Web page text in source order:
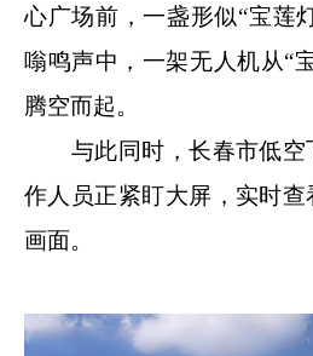
心广场前，一盏形似“宝莲
嗡鸣声中，一架无人机从“
腾空而起。
与此同时，长春市低空
作人员正紧盯大屏，实时
画面。